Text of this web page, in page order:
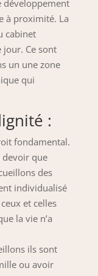
développement
à proximité. La
cabinet
jour. Ce sont
un une zone
qui
:
fondamental.
devoir que
des
individualisé
et celles
la vie n’a
ils sont
ou avoir